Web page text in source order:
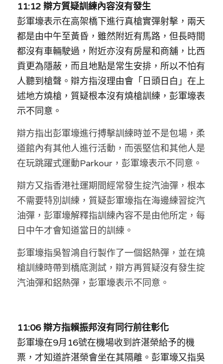
11:12 辯方質疑訓練內容沒有發生
彭軍壕表示在高架橋下進行真槍實彈射擊，兩天
都是由中午至黃昏，雖然附近有馬路，但長時間
都沒有車輛駛過，附近亦沒有房屋和商舖，比西
貢更為隱蔽，而且地點是常生安排，所以不怕有
人聽到槍聲。辯方指沒理由會「日頭日白」在上
述地方燒槍，質疑根本沒有燒槍訓練，彭軍壕表
示不同意。
辯方指出彭軍壕進行搏擊訓練時並不是包場，柔
道館內有其他人進行活動，而張堅信和其他人是
在玩跳躍式運動Parkour，彭軍壕表示不同意。
辯方又指香港社運期間經常發生掟汽油彈，根本
不需要特別訓練，質疑彭軍壕指在海邊練習掟汽
油彈，彭軍壕解釋指訓練內容不是由他所定，每
日中午才會知道當日的訓練。
彭軍壕指吳智鴻自行製作了一個鋁熱彈，並在燒
槍訓練時帶到橋底測試，辯方再質疑沒有發生掟
汽油彈和鋁熱彈，彭軍壕表示不同意。
11:06 辯方指賴振邦沒有同行前往彰化
彭軍壕在9月16號在機場收到許湛榮給予的機
票，才知道許湛榮會坐在其隔離。彭軍壕又指吳